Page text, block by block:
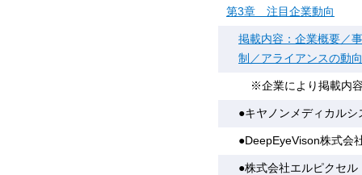
第3章 注目企業動向
掲載内容：企業概要／
制／アライアンスの動
※企業により掲載内
●キヤノンメディカル
●DeepEyeVison株式会
●株式会社エルピクセル